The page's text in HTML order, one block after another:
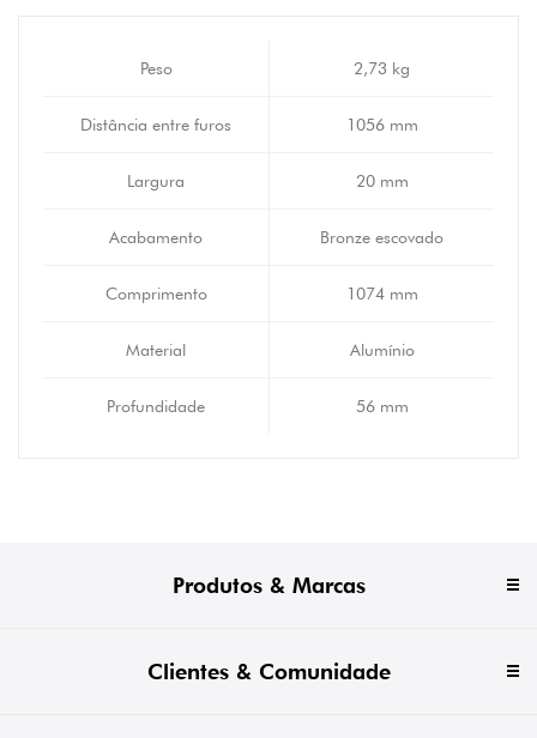
Peso 2,73 kg
Distância entre furos 1056 mm
Largura 20 mm
Acabamento Bronze escovado
Comprimento 1074 mm
Material Alumínio
Profundidade 56 mm
Produtos & Marcas
Clientes & Comunidade